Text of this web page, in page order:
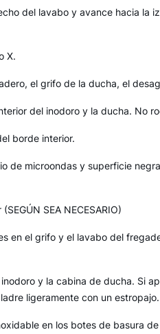
del lavabo y avance hacia la
X.
el grifo de la ducha, el
del inodoro y la ducha. No
borde interior.
de microondas y superficie
SEA NECESARIO)
en el grifo y el lavabo del
y la cabina de ducha. Si
ligeramente con un estropajo.
en los botes de basura